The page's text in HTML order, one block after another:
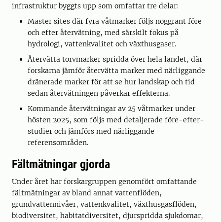
infrastruktur byggts upp som omfattar tre delar:
Master sites där fyra våtmarker följs noggrant före
och efter återvätning, med särskilt fokus på
hydrologi, vattenkvalitet och växthusgaser.
Återvätta torvmarker spridda över hela landet, där
forskarna jämför återvätta marker med närliggande
dränerade marker för att se hur landskap och tid
sedan återvätningen påverkar effekterna.
Kommande återvätningar av 25 våtmarker under
hösten 2025, som följs med detaljerade före-efter-
studier och jämförs med närliggande
referensområden.
Fältmätningar gjorda
Under året har forskargruppen genomfört omfattande
fältmätningar av bland annat vattenflöden,
grundvattennivåer, vattenkvalitet, växthusgasflöden,
biodiversitet, habitatdiversitet, djurspridda sjukdomar,